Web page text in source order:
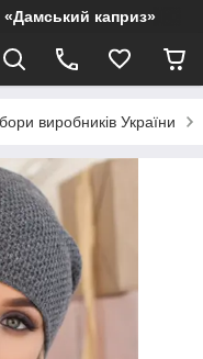
«Дамський каприз»
виробників України